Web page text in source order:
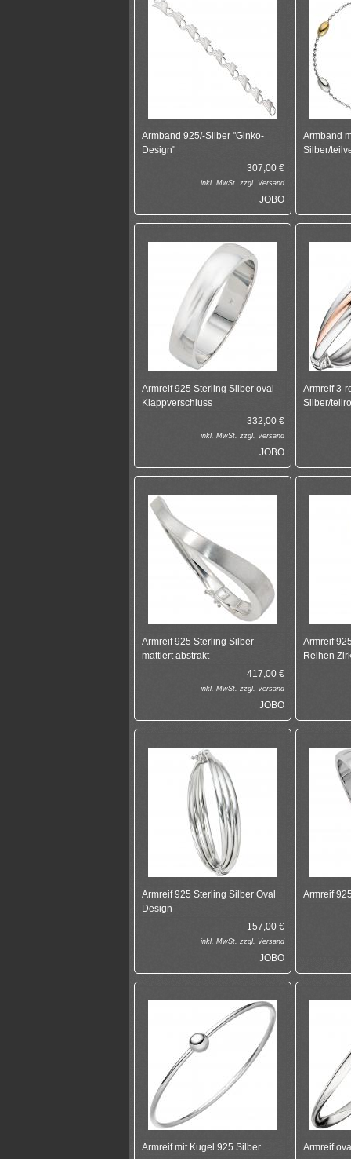
Armband 925/-Silber "Ginko-
Design"
307,00 €
inkl. MwSt. zzgl. Versand
JOBO
Armband
Silber/
Armreif 925 Sterling Silber oval
Klappverschluss
332,00 €
inkl. MwSt. zzgl. Versand
JOBO
Armreif 3-
Silber/
Armreif 925 Sterling Silber
mattiert abstrakt
417,00 €
inkl. MwSt. zzgl. Versand
JOBO
Armreif
Reihen
Armreif 925 Sterling Silber Oval
Design
157,00 €
inkl. MwSt. zzgl. Versand
JOBO
Armreif
Armreif mit Kugel 925 Silber
Armreif